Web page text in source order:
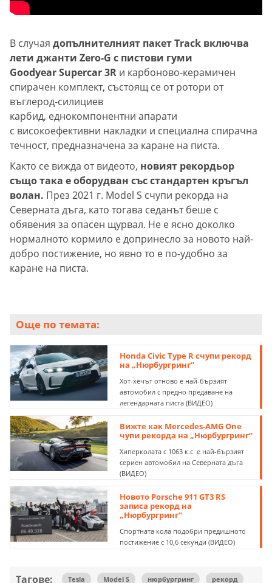
В случая допълнителният пакет Track включва
лети джанти Zero-G с пистови гуми
Goodyear Supercar 3R и карбоново-керамичен
спирачен комплект, състоящ се от ротори от
въглерод-силициев
карбид, еднокомпонентни апарати
с високоефективни накладки и специална спирачна
течност, предназначена за каране на писта.
Както се вижда от видеото, новият рекордьор
също така е оборудван със стандартен кръгъл
волан. През 2021 г. Model S счупи рекорда на
Северната дъга, като тогава седанът беше с
обявения за опасен щурвал. Не е ясно доколко
нормалното кормило е допринесло за новото най-
добро постижение, но явно то е по-удобно за
каране на писта.
Още по темата:
Honda Civic Type R счупи рекорд
на „Нюрбургринг“
Хот-хечът отново е най-бързият
автомобил с предно предаване на
легендарната писта (ВИДЕО)
Вижте как Mercedes-AMG One
чупи рекорда на „Нюрбургринг“
Хиперколата с 1063 к.с. е най-бързият
сериен автомобил на Северната дъга
(ВИДЕО)
Новото Porsche 911 GT3 RS
записа рекорд на
„Нюрбургринг“
Спортната кола подобри предишното
постижение с 10,6 секунди (ВИДЕО)
Тагове: Tesla Model S нюрбургринг рекорд